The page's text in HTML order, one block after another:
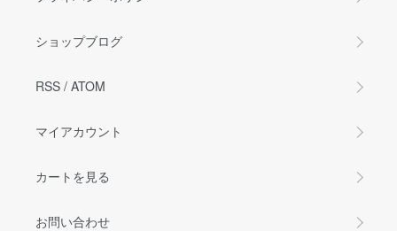
ショップブログ
RSS / ATOM
マイアカウント
カートを見る
お問い合わせ